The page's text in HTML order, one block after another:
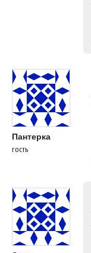
Пантерка
гость